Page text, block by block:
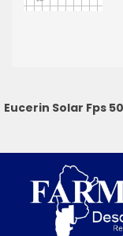
Eucerin Solar Fps